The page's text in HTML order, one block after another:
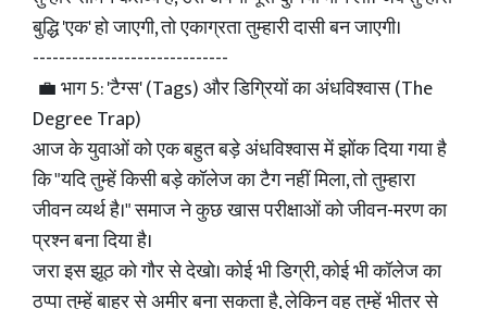
बुद्धि 'एक' हो जाएगी, तो एकाग्रता तुम्हारी दासी बन जाएगी।
------------------------------
💼 भाग 5: 'टैग्स' (Tags) और डिग्रियों का अंधविश्वास (The
Degree Trap)
आज के युवाओं को एक बहुत बड़े अंधविश्वास में झोंक दिया गया है
कि "यदि तुम्हें किसी बड़े कॉलेज का टैग नहीं मिला, तो तुम्हारा
जीवन व्यर्थ है।" समाज ने कुछ खास परीक्षाओं को जीवन-मरण का
प्रश्न बना दिया है।
जरा इस झूठ को गौर से देखो। कोई भी डिग्री, कोई भी कॉलेज का
ठप्पा तुम्हें बाहर से अमीर बना सकता है, लेकिन वह तुम्हें भीतर से